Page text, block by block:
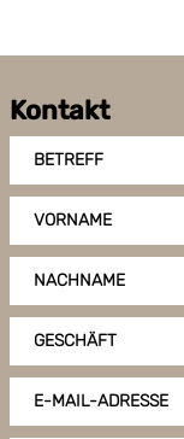
Kontakt
BETREFF
VORNAME
NACHNAME
GESCHÄFT
E-MAIL-ADRESSE